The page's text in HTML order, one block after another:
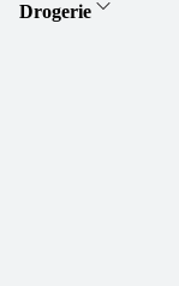
Drogerie